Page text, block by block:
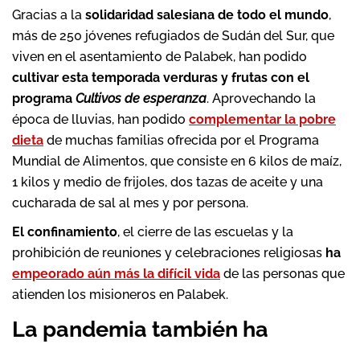
Gracias a la solidaridad salesiana de todo el mundo,
más de 250 jóvenes refugiados de Sudán del Sur, que
viven en el asentamiento de Palabek, han podido
cultivar esta temporada verduras y frutas con el
programa Cultivos de esperanza. Aprovechando la
época de lluvias, han podido complementar la pobre
dieta de muchas familias ofrecida por el Programa
Mundial de Alimentos, que consiste en 6 kilos de maíz,
1 kilos y medio de frijoles, dos tazas de aceite y una
cucharada de sal al mes y por persona.
El confinamiento, el cierre de las escuelas y la
prohibición de reuniones y celebraciones religiosas ha
empeorado aún más la difícil vida de las personas que
atienden los misioneros en Palabek.
La pandemia también ha